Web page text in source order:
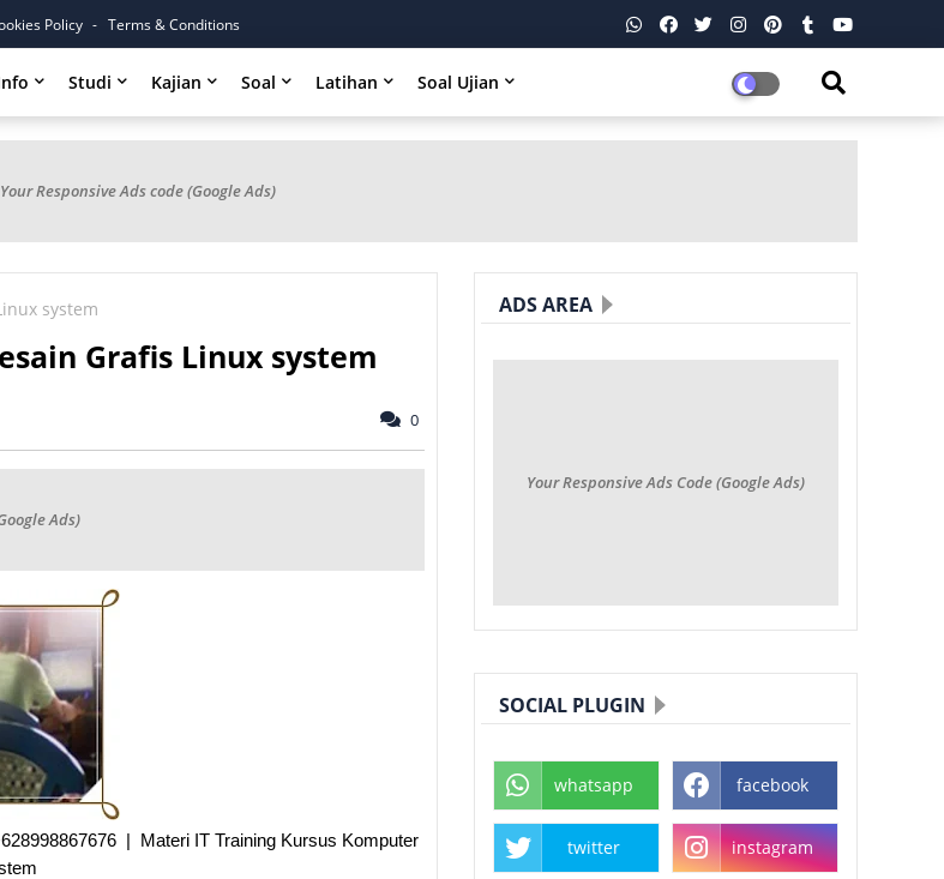
Policy Terms & Conditions
Studi Kajian Soal Latihan Soal Ujian
Your Responsive Ads code (Google Ads)
system
Grafis Linux system
0
Ads)
| Materi IT Training Kursus Komputer
ADS AREA
Your Responsive Ads Code (Google Ads)
SOCIAL PLUGIN
whatsapp facebook
twitter instagram